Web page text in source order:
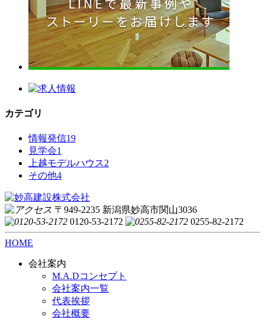
カテゴリ
情報発信19
見学会1
上越モデルハウス2
その他4
〒949-2235 新潟県妙高市関山3036
0120-53-2172
0255-82-2172
HOME
会社案内
M.A.Dコンセプト
会社案内一覧
代表挨拶
会社概要